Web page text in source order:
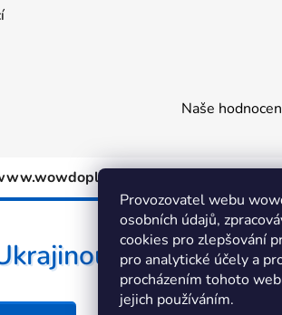
Provozovatel webu
osobních údajů,
cookies pro zlepšování
pro analytické účely a
procházením tohoto
jejich používáním.
Naše
❤️